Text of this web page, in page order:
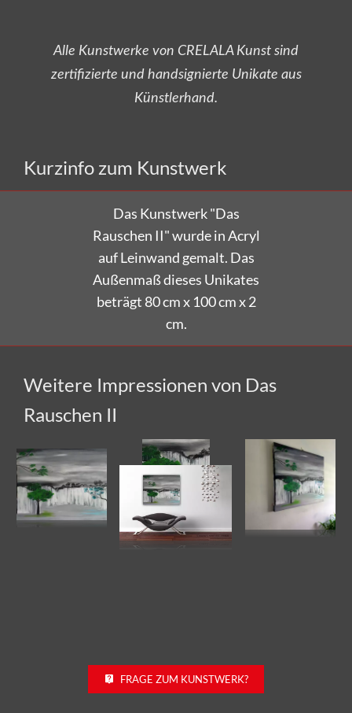
Künstlerhand.
Das Kunstwerk "Das
auf Leinwand gemalt. Das
Außenmaß dieses Unikates
beträgt 80 cm x 100 cm x 2
cm.
Weitere Impressionen von Das
Rauschen II